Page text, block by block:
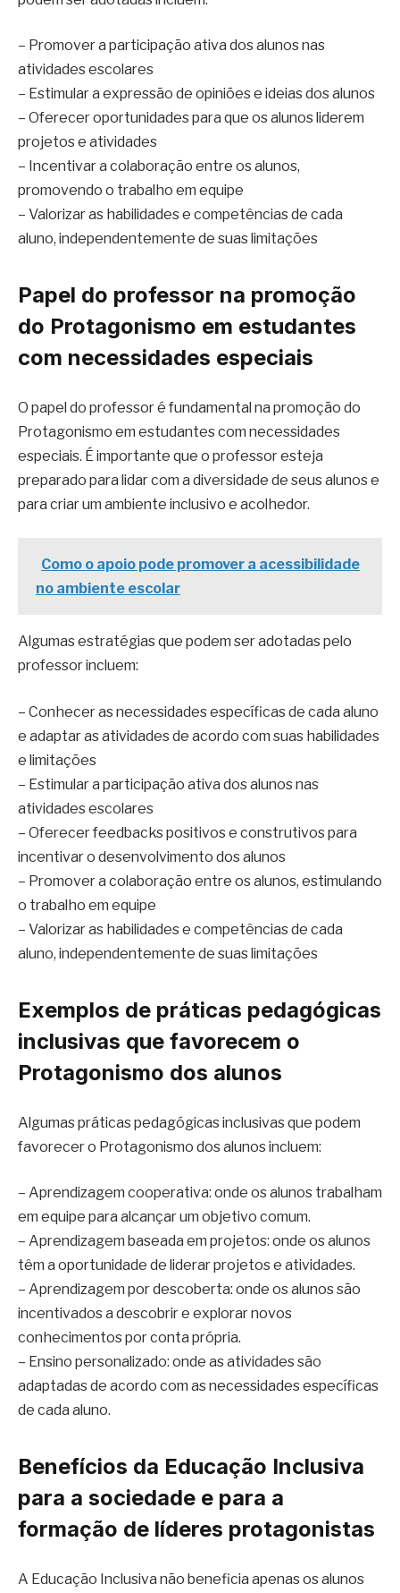
– Promover a participação ativa dos alunos nas
atividades escolares
– Estimular a expressão de opiniões e ideias dos alunos
– Oferecer oportunidades para que os alunos liderem
projetos e atividades
– Incentivar a colaboração entre os alunos,
promovendo o trabalho em equipe
– Valorizar as habilidades e competências de cada
aluno, independentemente de suas limitações
Papel do professor na promoção
do Protagonismo em estudantes
com necessidades especiais
O papel do professor é fundamental na promoção do
Protagonismo em estudantes com necessidades
especiais. É importante que o professor esteja
preparado para lidar com a diversidade de seus alunos e
para criar um ambiente inclusivo e acolhedor.
Como o apoio pode promover a acessibilidade
no ambiente escolar
Algumas estratégias que podem ser adotadas pelo
professor incluem:
– Conhecer as necessidades específicas de cada aluno
e adaptar as atividades de acordo com suas habilidades
e limitações
– Estimular a participação ativa dos alunos nas
atividades escolares
– Oferecer feedbacks positivos e construtivos para
incentivar o desenvolvimento dos alunos
– Promover a colaboração entre os alunos, estimulando
o trabalho em equipe
– Valorizar as habilidades e competências de cada
aluno, independentemente de suas limitações
Exemplos de práticas pedagógicas
inclusivas que favorecem o
Protagonismo dos alunos
Algumas práticas pedagógicas inclusivas que podem
favorecer o Protagonismo dos alunos incluem:
– Aprendizagem cooperativa: onde os alunos trabalham
em equipe para alcançar um objetivo comum.
– Aprendizagem baseada em projetos: onde os alunos
têm a oportunidade de liderar projetos e atividades.
– Aprendizagem por descoberta: onde os alunos são
incentivados a descobrir e explorar novos
conhecimentos por conta própria.
– Ensino personalizado: onde as atividades são
adaptadas de acordo com as necessidades específicas
de cada aluno.
Benefícios da Educação Inclusiva
para a sociedade e para a
formação de líderes protagonistas
A Educação Inclusiva não beneficia apenas os alunos